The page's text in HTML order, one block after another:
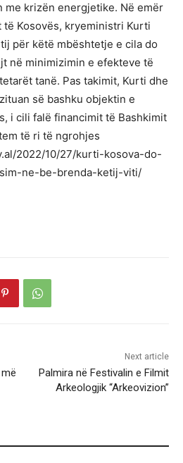
me krizën energjetike. Në emër
Kosovës, kryeministri Kurti
për këtë mbështetje e cila do
në minimizimin e efekteve të
tanë. Pas takimit, Kurti dhe
së bashku objektin e
i cili falë financimit të Bashkimit
të ri të ngrohjes
2022/10/27/kurti-kosova-do-
ne-be-brenda-ketij-viti/
Next article
Palmira në Festivalin e Filmit
Arkeologjik “Arkeovizion”